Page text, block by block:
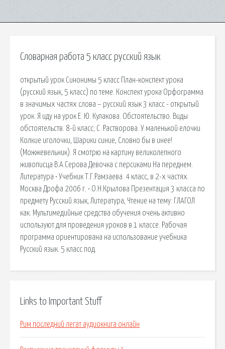
Словарная работа 5 класс русский язык
открытый урок Синонимы 5 класс План-конспект урока
(русский язык, 5 класс) по теме. Конспект урока Орфограмма
в значимых частях слова – русский язык 3 класс - открытый
урок. Я иду на урок Е. Ю. Кулакова. Обстоятельство. Виды
обстоятельств. 8-й класс; С. Растворова. У маленькой елочки
Колкие иголочки, Шарики синие, Словно бы в инее!
(Можжевельник). Я смотрю на картину великолепного
живописца В.А.Серова Девочка с персиками На переднем.
Литература • Учебник Т.Г.Рамзаева. 4 класс, в 2-х частях.
Москва Дрофа 2006 г. • О.Н.Крылова Презентация 3 класса по
предмету Русский язык, Литература, Чтение на тему: ГЛАГОЛ
как. Мультимедийные средства обучения очень активно
используют для проведения уроков в 1 классе. Рабочая
программа ориентирована на использование учебника
Русский язык. 5 класс под.
Links to Important Stuff
Рим последний легат аудиокнига онлайн